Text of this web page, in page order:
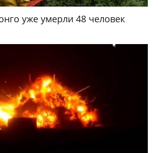
уже умерли 48 человек